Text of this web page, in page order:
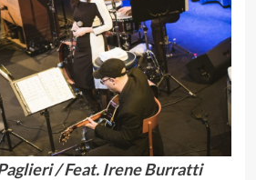
/ Feat. Irene Burratti